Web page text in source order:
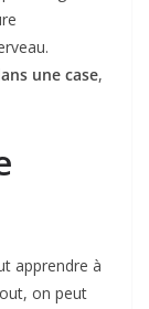
une case,
apprendre à
on peut